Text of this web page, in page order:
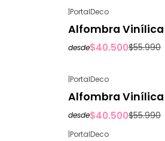
|PortalDeco
Alfombra
desde$40.500$55.990
|PortalDeco
Alfombra Vinílica
desde$40.500$55.990
|PortalDeco